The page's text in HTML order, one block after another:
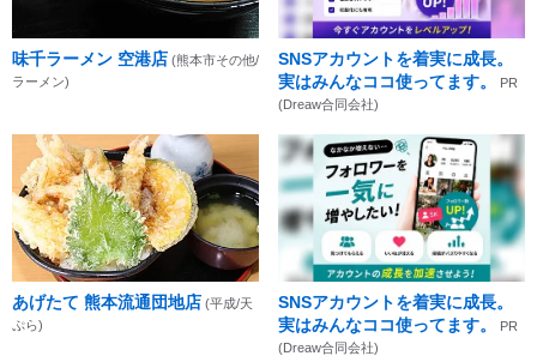
味千ラーメン 空港店 (熊本市その他/
ラーメン)
SNSアカウントを着実に成長。
実はみんなココ使ってます。
PR
(Dreaw合同会社)
あげたて 熊本流通団地店 (平成/天
ぷら)
SNSアカウントを着実に成長。
実はみんなココ使ってます。
PR
(Dreaw合同会社)